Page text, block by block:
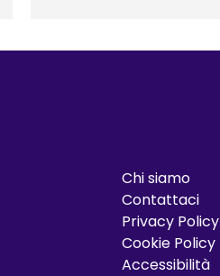
Chi siamo
Contattaci
Privacy Policy
Cookie Policy
Accessibilità